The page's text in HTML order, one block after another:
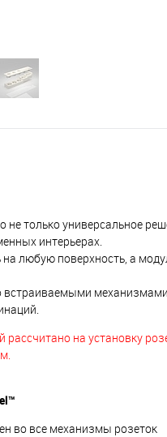
только универсальное
интерьерах.
любую поверхность, а
на установку
во все механизмы розеток